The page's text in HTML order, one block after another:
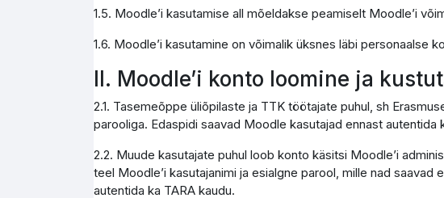
1.5. Moodle’i kasutamise all mõeldakse peamiselt Moodle’i
1.6. Moodle’i kasutamine on võimalik üksnes läbi personaalse
II. Moodle’i konto loomine ja
2.1. Tasemeõppe üliõpilaste ja TTK töötajate puhul, sh
parooliga. Edaspidi saavad Moodle kasutajad ennast
2.2. Muude kasutajate puhul loob konto käsitsi Moodle’i
teel Moodle’i kasutajanimi ja esialgne parool, mille nad
autentida ka TARA kaudu.